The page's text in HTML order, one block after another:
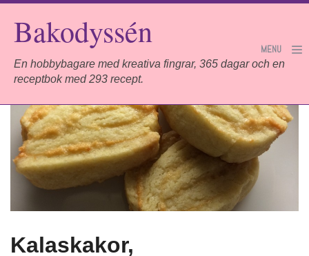
Bakodyssén
En hobbybagare med kreativa fingrar, 365 dagar och en
receptbok med 293 recept.
MENU
Hem
Projektet
Om mig
Länkar
Kalaskakor,